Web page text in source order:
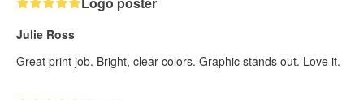
Julie Ross
Great print job. Bright, clear colors. Graphic stands out. Love it.